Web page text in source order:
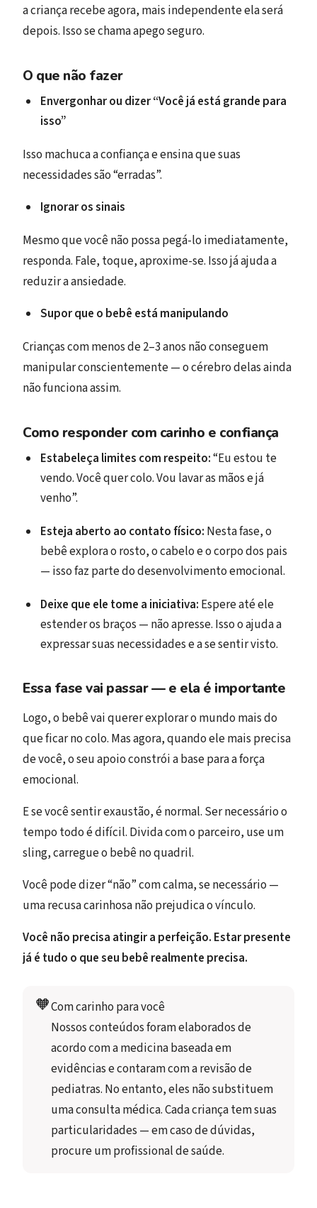
a criança recebe agora, mais independente ela será
depois. Isso se chama apego seguro.
O que não fazer
Envergonhar ou dizer “Você já está grande para
isso”
Isso machuca a confiança e ensina que suas
necessidades são “erradas”.
Ignorar os sinais
Mesmo que você não possa pegá-lo imediatamente,
responda. Fale, toque, aproxime-se. Isso já ajuda a
reduzir a ansiedade.
Supor que o bebê está manipulando
Crianças com menos de 2–3 anos não conseguem
manipular conscientemente — o cérebro delas ainda
não funciona assim.
Como responder com carinho e confiança
Estabeleça limites com respeito:“Eu estou te
vendo. Você quer colo. Vou lavar as mãos e já
venho”.
Esteja aberto ao contato físico: Nesta fase, o
bebê explora o rosto, o cabelo e o corpo dos pais
— isso faz parte do desenvolvimento emocional.
Deixe que ele tome a iniciativa: Espere até ele
estender os braços — não apresse. Isso o ajuda a
expressar suas necessidades e a se sentir visto.
Essa fase vai passar — e ela é importante
Logo, o bebê vai querer explorar o mundo mais do
que ficar no colo. Mas agora, quando ele mais precisa
de você, o seu apoio constrói a base para a força
emocional.
E se você sentir exaustão, é normal. Ser necessário o
tempo todo é difícil. Divida com o parceiro, use um
sling, carregue o bebê no quadril.
Você pode dizer “não” com calma, se necessário —
uma recusa carinhosa não prejudica o vínculo.
Você não precisa atingir a perfeição. Estar presente
já é tudo o que seu bebê realmente precisa.
🧡Com carinho para você
Nossos conteúdos foram elaborados de
acordo com a medicina baseada em
evidências e contaram com a revisão de
pediatras. No entanto, eles não substituem
uma consulta médica. Cada criança tem suas
particularidades — em caso de dúvidas,
procure um profissional de saúde.